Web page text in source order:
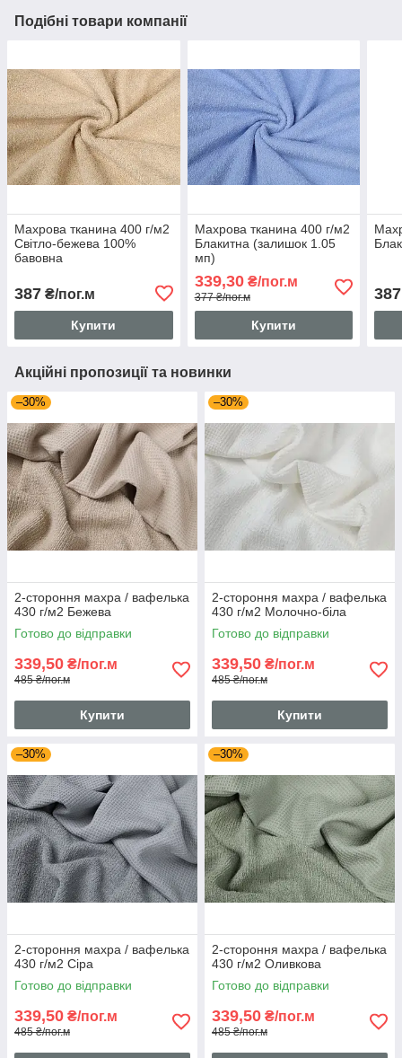
Подібні товари компанії
Махрова тканина 400 г/м2
Світло-бежева 100%
бавовна
387 ₴/пог.м
Купити
Махрова тканина 400 г/м2
Блакитна (залишок 1.05
мп)
339,30₴/пог.м
377 ₴/пог.м
Купити
387
Акційні пропозиції та новинки
–30%
2-стороння махра / вафелька
430 г/м2 Бежева
Готово до відправки
339,50 ₴/пог.м
485 ₴/пог.м
Купити
–30%
2-стороння махра / вафелька
430 г/м2 Молочно-біла
Готово до відправки
339,50 ₴/пог.м
485 ₴/пог.м
Купити
–30%
2-стороння махра / вафелька
430 г/м2 Сіра
Готово до відправки
339,50 ₴/пог.м
485 ₴/пог.м
–30%
2-стороння махра / вафелька
430 г/м2 Оливкова
Готово до відправки
339,50 ₴/пог.м
485 ₴/пог.м